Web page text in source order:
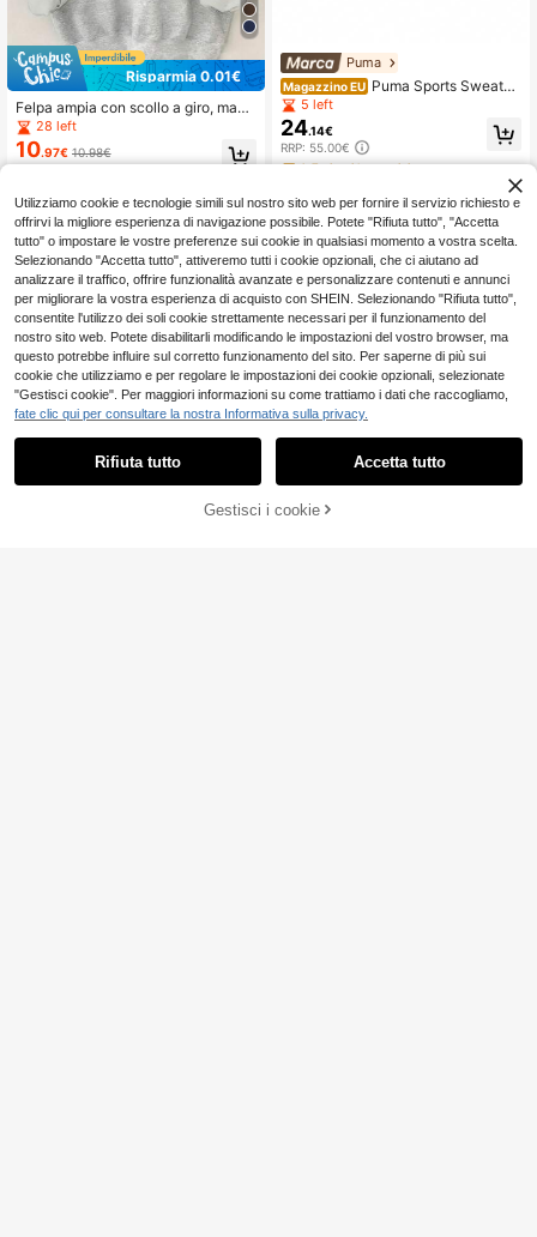
Risparmia 0.01€
Felpa ampia con scollo a giro, mani
che lunghe, con motivo dell'orso del
la California, casual per la primaver
a, da donna
28 left
10.97€ 10.98€
Puma
Magazzino EU Puma Sports Sweatsh
irts Classic Fit Soft Versatile School
Casual Home Purple 671631-90
5 left
24.14€
RRP: 55.00€
4-7 giorni lavorativi
AGGIUNGI AL CARRELLO
Utilizziamo cookie e tecnologie simili sul nostro sito web per fornire il servizio richiesto e
offrirvi la migliore esperienza di navigazione possibile. Potete "Rifiuta tutto", "Accetta
tutto" o impostare le vostre preferenze sui cookie in qualsiasi momento a vostra scelta.
Selezionando "Accetta tutto", attiveremo tutti i cookie opzionali, che ci aiutano ad
analizzare il traffico, offrire funzionalità avanzate e personalizzare contenuti e annunci
per migliorare la vostra esperienza di acquisto con SHEIN. Selezionando "Rifiuta tutto",
consentite l'utilizzo dei soli cookie strettamente necessari per il funzionamento del
nostro sito web. Potete disabilitarli modificando le impostazioni del vostro browser, ma
questo potrebbe influire sul corretto funzionamento del sito. Per saperne di più sui
cookie che utilizziamo e per regolare le impostazioni dei cookie opzionali, selezionate
"Gestisci cookie". Per maggiori informazioni su come trattiamo i dati che raccogliamo,
fate clic qui per consultare la nostra Informativa sulla privacy.
Rifiuta tutto Accetta tutto
Gestisci i cookie